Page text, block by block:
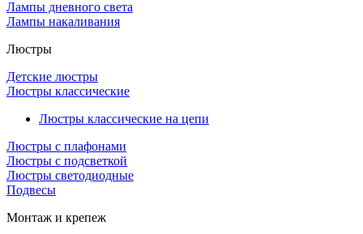
Лампы дневного света
Лампы накаливания
Люстры
Детские люстры
Люстры классические
Люстры классические на цепи
Люстры с плафонами
Люстры с подсветкой
Люстры светодиодные
Подвесы
Монтаж и крепеж